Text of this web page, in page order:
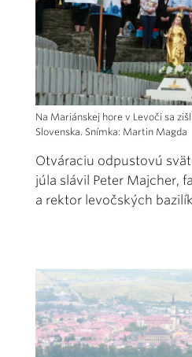
Na Mariánskej hore v Levoči sa
Slovenska. Snímka: Martin Magda
Otváraciu odpustovú
júla slávil Peter Majcher,
a rektor levočských